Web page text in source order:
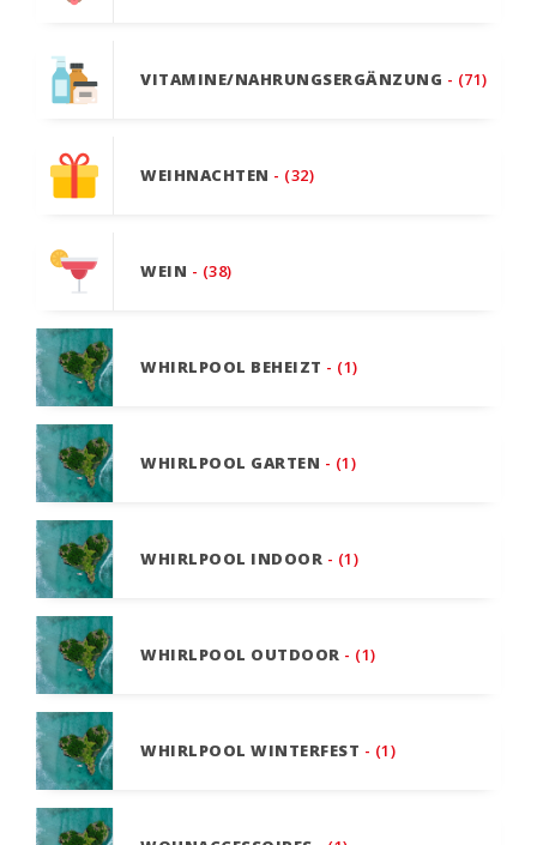
VITAMINE/NAHRUNGSERGÄNZUNG - (71)
WEIHNACHTEN - (32)
WEIN - (38)
WHIRLPOOL BEHEIZT - (1)
WHIRLPOOL GARTEN - (1)
WHIRLPOOL INDOOR - (1)
WHIRLPOOL OUTDOOR - (1)
WHIRLPOOL WINTERFEST - (1)